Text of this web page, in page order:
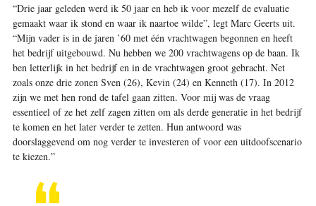
“Drie jaar geleden werd ik 50 jaar en heb ik voor mezelf de evaluatie
gemaakt waar ik stond en waar ik naartoe wilde”, legt Marc Geerts uit.
“Mijn vader is in de jaren ’60 met één vrachtwagen begonnen en heeft
het bedrijf uitgebouwd. Nu hebben we 200 vrachtwagens op de baan. Ik
ben letterlijk in het bedrijf en in de vrachtwagen groot gebracht. Net
zoals onze drie zonen Sven (26), Kevin (24) en Kenneth (17). In 2012
zijn we met hen rond de tafel gaan zitten. Voor mij was de vraag
essentieel of ze het zelf zagen zitten om als derde generatie in het bedrijf
te komen en het later verder te zetten. Hun antwoord was
doorslaggevend om nog verder te investeren of voor een uitdoofscenario
te kiezen.”